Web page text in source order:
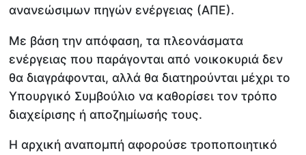
ανανεώσιμων πηγών ενέργειας (ΑΠΕ).
Με βάση την απόφαση, τα πλεονάσματα
ενέργειας που παράγονται από νοικοκυριά δεν
θα διαγράφονται, αλλά θα διατηρούνται μέχρι το
Υπουργικό Συμβούλιο να καθορίσει τον τρόπο
διαχείρισης ή αποζημίωσής τους.
Η αρχική αναπομπή αφορούσε τροποποιητικό